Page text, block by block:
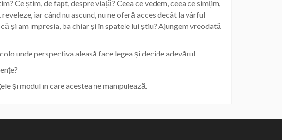
Ce știm, de fapt, despre viață? Ceea ce vedem, ceea ce simțim,
iar când nu ascund, nu ne oferă acces decât la vârful
și am impresia, ba chiar și în spatele lui știu? Ajungem vreodată
unde perspectiva aleasă face legea și decide adevărul.
și modul în care acestea ne manipulează.